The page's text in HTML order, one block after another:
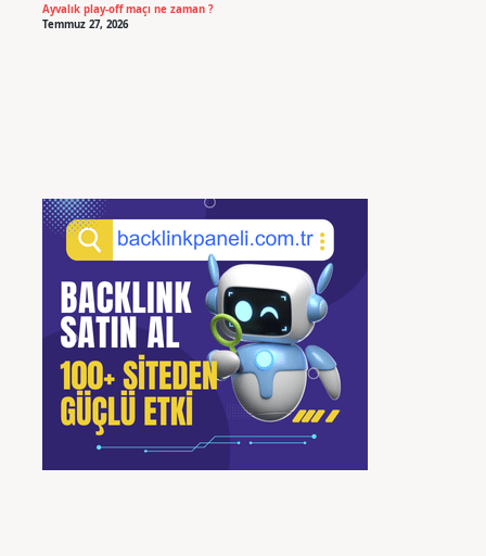
Ayvalık play-off maçı ne zaman ?
Temmuz 27, 2026